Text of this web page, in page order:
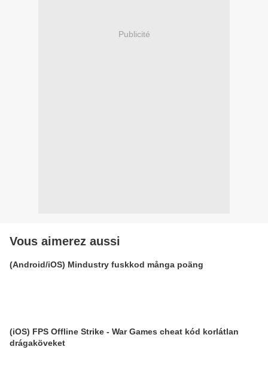
Publicité
Vous aimerez aussi
(Android/iOS) Mindustry fuskkod många poäng
(iOS) FPS Offline Strike - War Games cheat kód korlátlan
drágaköveket